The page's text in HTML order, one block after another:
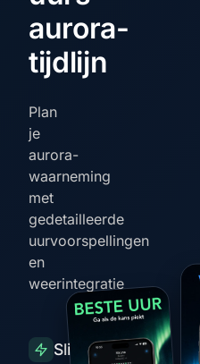
aurora-
tijdlijn
Plan
je
aurora-
waarneming
met
gedetailleerde
uurvoorspellingen
en
weerintegratie
Slimme